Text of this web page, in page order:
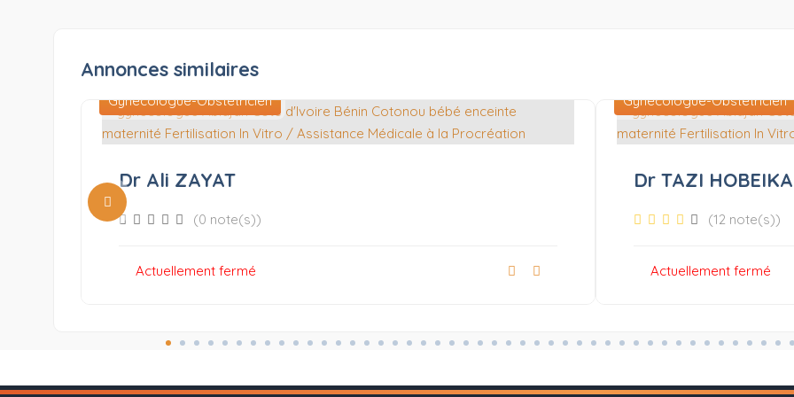
Annonces similaires
Gynécologue-Obstétricien
Dr Ali ZAYAT
(0 note(s))
Actuellement fermé
Gynécologue-Obstétricien
Dr TAZI
(12 note(s))
Actuellement fermé